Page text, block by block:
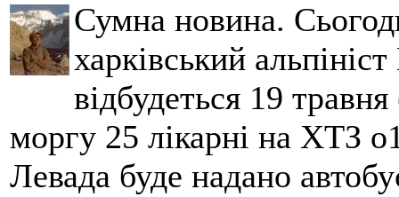
Сумна новина.
харківський
відбудеться 19
моргу 25 лікарні на ХТЗ
Левада буде надано